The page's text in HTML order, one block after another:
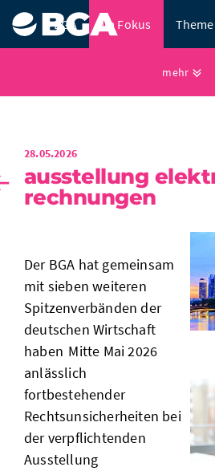
BGA Im Fokus
mehr
Presse
28.05.2026
ausstellung
rechnungen
Der BGA hat gemeinsam
mit sieben weiteren
Spitzenverbänden der
deutschen Wirtschaft
haben Mitte Mai 2026
anlässlich
fortbestehender
Rechtsunsicherheiten bei
der verpflichtenden
Ausstellung